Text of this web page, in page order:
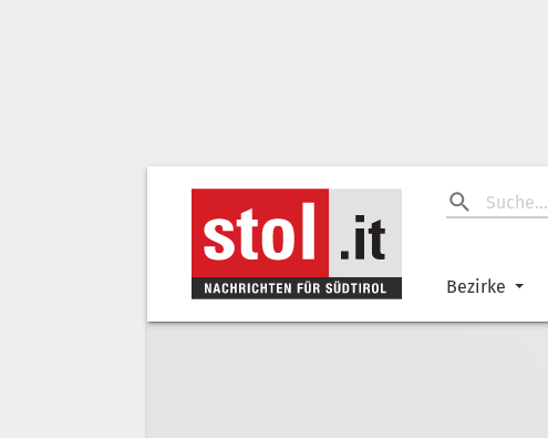
Bezirke